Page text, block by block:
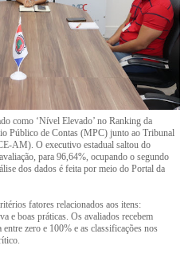
como ‘Nível Elevado’ no Ranking da
Público de Contas (MPC) junto ao Tribunal
AM). O executivo estadual saltou do
para 96,64%, ocupando o segundo
dos dados é feita por meio do Portal da
fatores relacionados aos itens:
e boas práticas. Os avaliados recebem
zero e 100% e as classificações nos